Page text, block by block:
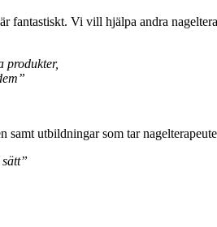
fantastiskt. Vi vill hjälpa andra
produkter,
samt utbildningar som tar